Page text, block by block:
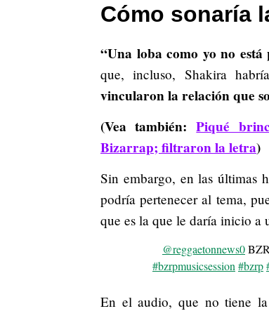
Cómo sonaría
“Una loba como yo no está
que, incluso, Shakira
vincularon la relación que
(Vea también:Piqué
Bizarrap; filtraron la letra)
Sin embargo, en las últimas
podría pertenecer al tema,
que es la que le daría inicio a
@reggaetonnews0
#bzrpmusicsession #bzrp
En el audio, que no tiene